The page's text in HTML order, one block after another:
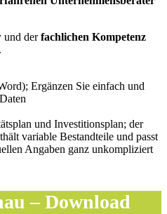
und derfachlichen Kompetenz
Ergänzen Sie einfach und
und Investitionsplan; der
variable Bestandteile und passt
Angaben ganz unkompliziert
– Download